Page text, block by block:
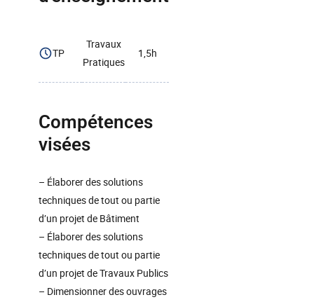
TP
Travaux
Pratiques
1,5h
Compétences
visées
– Élaborer des solutions
techniques de tout ou partie
d’un projet de Bâtiment
– Élaborer des solutions
techniques de tout ou partie
d’un projet de Travaux Publics
– Dimensionner des ouvrages